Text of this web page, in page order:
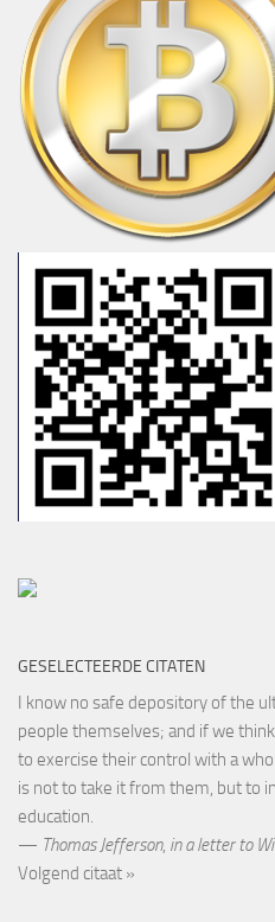
GESELECTEERDE CITATEN
I know no safe depository of the
people themselves; and if we
to exercise their control with a
is not to take it from them, but to
education.
— Thomas Jefferson, in a letter to
Volgend citaat »